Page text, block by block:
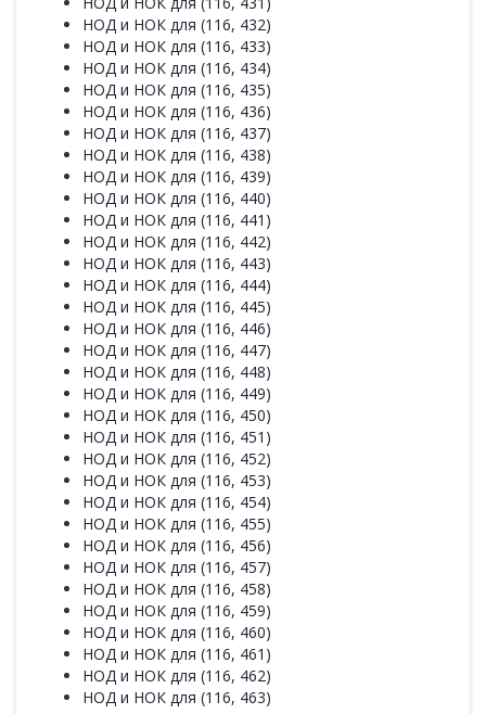
НОД и НОК для (116, 432)
НОД и НОК для (116, 433)
НОД и НОК для (116, 434)
НОД и НОК для (116, 435)
НОД и НОК для (116, 436)
НОД и НОК для (116, 437)
НОД и НОК для (116, 438)
НОД и НОК для (116, 439)
НОД и НОК для (116, 440)
НОД и НОК для (116, 441)
НОД и НОК для (116, 442)
НОД и НОК для (116, 443)
НОД и НОК для (116, 444)
НОД и НОК для (116, 445)
НОД и НОК для (116, 446)
НОД и НОК для (116, 447)
НОД и НОК для (116, 448)
НОД и НОК для (116, 449)
НОД и НОК для (116, 450)
НОД и НОК для (116, 451)
НОД и НОК для (116, 452)
НОД и НОК для (116, 453)
НОД и НОК для (116, 454)
НОД и НОК для (116, 455)
НОД и НОК для (116, 456)
НОД и НОК для (116, 457)
НОД и НОК для (116, 458)
НОД и НОК для (116, 459)
НОД и НОК для (116, 460)
НОД и НОК для (116, 461)
НОД и НОК для (116, 462)
НОД и НОК для (116, 463)